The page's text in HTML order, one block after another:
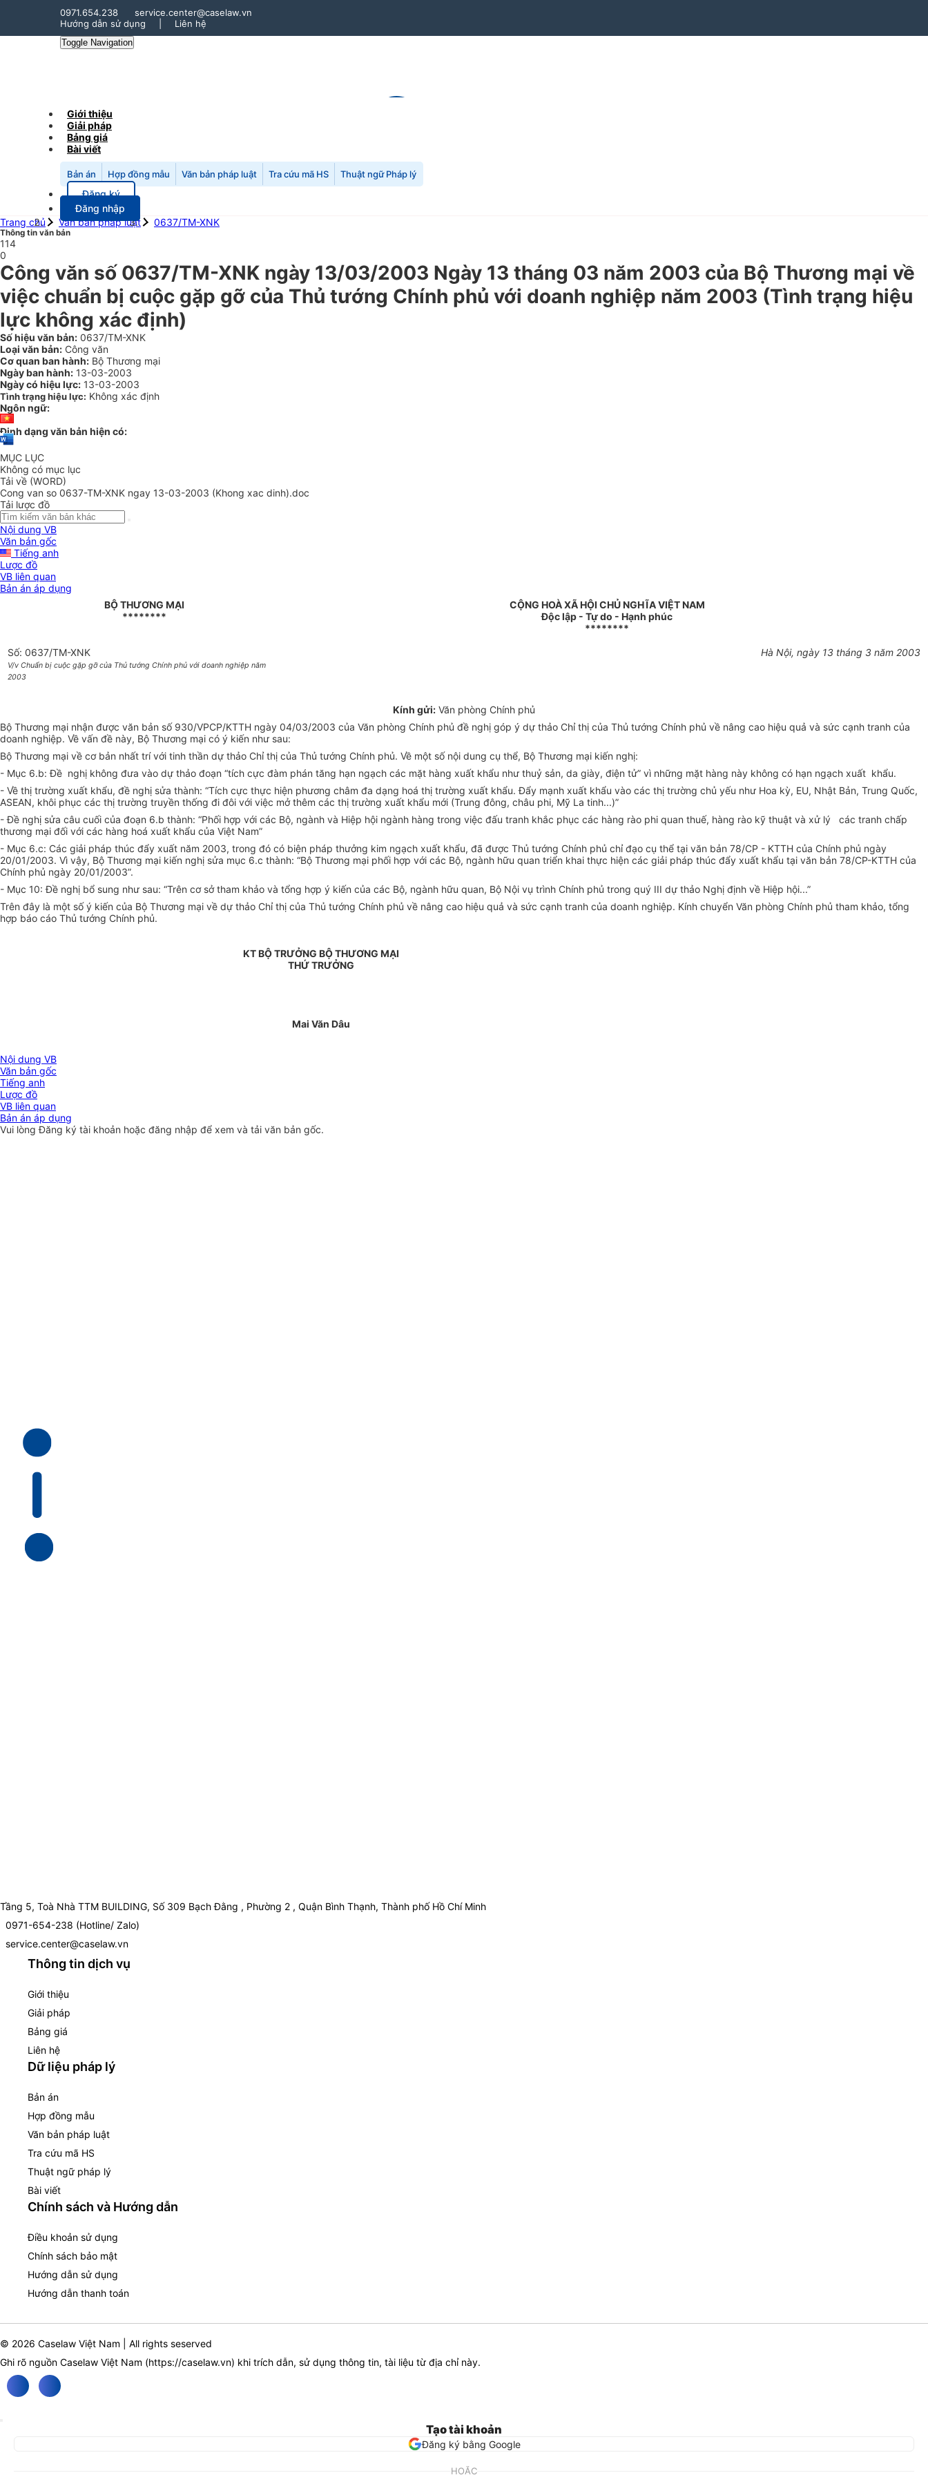
0971.654.238
service.center@caselaw.vn
Hướng dẫn sử dụng
Liên hệ
Toggle Navigation
Giới thiệu
Giải pháp
Bảng giá
Bài viết
Bản án Hợp đồng mẫu Văn bản pháp luật Tra cứu mã HS Thuật ngữ Pháp lý
Đăng ký
Đăng nhập
Trang chủ
Văn bản pháp luật 0637/TM-XNK
Thông tin văn bản
114
0
Công văn số 0637/TM-XNK ngày 13/03/2003 Ngày 13 tháng 03 năm 2003 của Bộ Thương mại về
việc chuẩn bị cuộc gặp gỡ của Thủ tướng Chính phủ với doanh nghiệp năm 2003 (Tình trạng hiệu
lực không xác định)
Số hiệu văn bản: 0637/TM-XNK
Loại văn bản: Công văn
Cơ quan ban hành: Bộ Thương mại
Ngày ban hành: 13-03-2003
Ngày có hiệu lực: 13-03-2003
Tình trạng hiệu lực: Không xác định
Ngôn ngữ:
Định dạng văn bản hiện có:
MỤC LỤC
Không có mục lục
Tải về (WORD)
Cong van so 0637-TM-XNK ngay 13-03-2003 (Khong xac dinh).doc
Tải lược đồ
Nội dung VB
Văn bản gốc
Tiếng anh
Lược đồ
VB liên quan
Bản án áp dụng
BỘ THƯƠNG MẠI
********
CỘNG HOÀ XÃ HỘI CHỦ NGHĨA VIỆT NAM
Độc lập - Tự do - Hạnh phúc
********
Số: 0637/TM-XNK
V/v Chuẩn bị cuộc gặp gỡ của Thủ tướng Chính phủ với doanh nghiệp năm
2003
Hà Nội, ngày 13 tháng 3 năm 2003
Kính gửi: Văn phòng Chính phủ
Bộ Thương mại nhận được văn bản số 930/VPCP/KTTH ngày 04/03/2003 của Văn phòng Chính phủ đề nghị góp ý dự thảo Chỉ thị của Thủ tướng Chính phủ về nâng cao hiệu quả và sức cạnh tranh của
doanh nghiệp. Về vấn đề này, Bộ Thương mại có ý kiến như sau:
Bộ Thương mại về cơ bản nhất trí với tinh thần dự thảo Chỉ thị của Thủ tướng Chính phủ. Về một số nội dung cụ thể, Bộ Thương mại kiến nghị:
- Mục 6.b: Đề nghị không đưa vào dự thảo đoạn “tích cực đàm phán tăng hạn ngạch các mặt hàng xuất khẩu như thuỷ sản, da giày, điện tử” vì những mặt hàng này không có hạn ngạch xuất khẩu.
- Về thị trường xuất khẩu, đề nghị sửa thành: “Tích cực thực hiện phương châm đa dạng hoá thị trường xuất khẩu. Đẩy mạnh xuất khẩu vào các thị trường chủ yếu như Hoa kỳ, EU, Nhật Bản, Trung Quốc,
ASEAN, khôi phục các thị trường truyền thống đi đôi với việc mở thêm các thị trường xuất khẩu mới (Trung đông, châu phi, Mỹ La tinh...)”
- Đề nghị sửa câu cuối của đoạn 6.b thành: “Phối hợp với các Bộ, ngành và Hiệp hội ngành hàng trong việc đấu tranh khắc phục các hàng rào phi quan thuế, hàng rào kỹ thuật và xử lý các tranh chấp
thương mại đối với các hàng hoá xuất khẩu của Việt Nam”
- Mục 6.c: Các giải pháp thúc đẩy xuất năm 2003, trong đó có biện pháp thưởng kim ngạch xuất khẩu, đã được Thủ tướng Chính phủ chỉ đạo cụ thể tại văn bản 78/CP - KTTH của Chính phủ ngày
20/01/2003. Vì vậy, Bộ Thương mại kiến nghị sửa mục 6.c thành: “Bộ Thương mại phối hợp với các Bộ, ngành hữu quan triển khai thực hiện các giải pháp thúc đẩy xuất khẩu tại văn bản 78/CP-KTTH của
Chính phủ ngày 20/01/2003”.
- Mục 10: Đề nghị bổ sung như sau: “Trên cơ sở tham khảo và tổng hợp ý kiến của các Bộ, ngành hữu quan, Bộ Nội vụ trình Chính phủ trong quý III dự thảo Nghị định về Hiệp hội...”
Trên đây là một số ý kiến của Bộ Thương mại về dự thảo Chỉ thị của Thủ tướng Chính phủ về nâng cao hiệu quả và sức cạnh tranh của doanh nghiệp. Kính chuyển Văn phòng Chính phủ tham khảo, tổng
hợp báo cáo Thủ tướng Chính phủ.
KT BỘ TRƯỞNG BỘ THƯƠNG MẠI
THỨ TRƯỞNG
Mai Văn Dâu
Nội dung VB
Văn bản gốc
Tiếng anh
Lược đồ
VB liên quan
Bản án áp dụng
Vui lòngĐăng ký tài khoản hoặc đăng nhập để xem và tải văn bản gốc.
Tầng 5, Toà Nhà TTM BUILDING, Số 309 Bạch Đằng , Phường 2 , Quận Bình Thạnh, Thành phố Hồ Chí Minh
0971-654-238 (Hotline/ Zalo)
service.center@caselaw.vn
Thông tin dịch vụ
Giới thiệu
Giải pháp
Bảng giá
Liên hệ
Dữ liệu pháp lý
Bản án
Hợp đồng mẫu
Văn bản pháp luật
Tra cứu mã HS
Thuật ngữ pháp lý
Bài viết
Chính sách và Hướng dẫn
Điều khoản sử dụng
Chính sách bảo mật
Hướng dẫn sử dụng
Hướng dẫn thanh toán
© 2026 Caselaw Việt Nam | All rights seserved
Ghi rõ nguồn Caselaw Việt Nam (https://caselaw.vn) khi trích dẫn, sử dụng thông tin, tài liệu từ địa chỉ này.
Tạo tài khoản
Đăng ký bằng Google
HOẶC